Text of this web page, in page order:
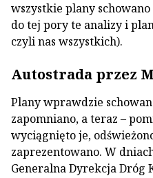
wszystkie plany
do tej pory te analizy i
czyli nas wszystkich).
Autostrada przez
Plany wprawdzie
zapomniano, a teraz –
wyciągnięto je,
zaprezentowano. W
Generalna Dyrekcja Dróg